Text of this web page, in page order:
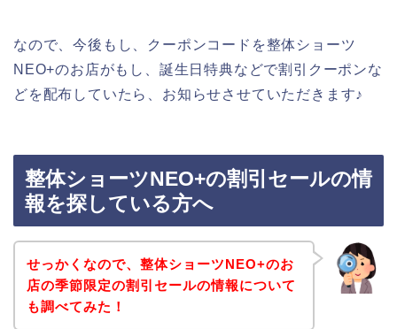
なので、今後もし、クーポンコードを整体ショーツ
NEO+のお店がもし、誕生日特典などで割引クーポンな
どを配布していたら、お知らせさせていただきます♪
整体ショーツNEO+の割引セールの情
報を探している方へ
せっかくなので、整体ショーツNEO+のお
店の季節限定の割引セールの情報について
も調べてみた！